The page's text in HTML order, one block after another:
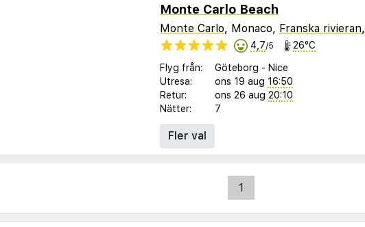
Monte Carlo Beach
Monte Carlo, Monaco, Franska rivieran,
4,7/5 26°C
Flyg från: Göteborg - Nice
Utresa:
ons 19 aug 16:50
Retur:
ons 26 aug 20:10
Nätter:
7
Fler val
1